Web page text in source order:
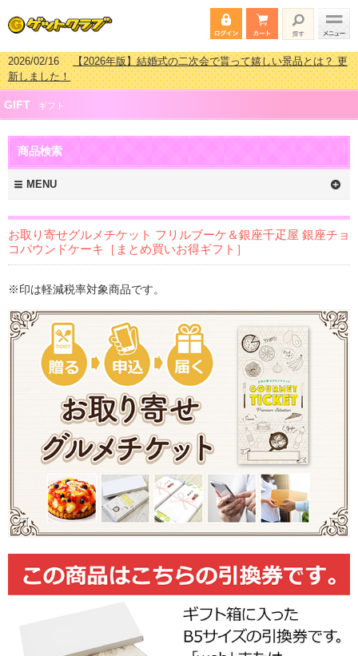
2026/02/03【2026年版】ゴルフコンペ景品 3000円未満［2000円～
2999円編］もらってうれしい人気ラ…
2026/07/15【2026年版】ビンゴゲーム景品おすすめ金額別人気ランキ
ング 更新しました！
2026/04/03【2026年版】ゴルフコンペ景品 3000円未満［2000円～
2999円編］もらってうれしい人気ラ…
2026/02/16
新しました！
GIFT ギフト
商品検索
MENU
お取り寄せグルメチケット フリルブーケ＆銀座千疋屋 銀座チョ
コパウンドケーキ［まとめ買いお得ギフト］
※印は軽減税率対象商品です。